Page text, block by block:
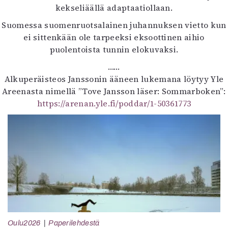
kekseliäällä adaptaatiollaan.
Suomessa suomenruotsalainen juhannuksen vietto kun
ei sittenkään ole tarpeeksi eksoottinen aihio
puolentoista tunnin elokuvaksi.
……
Alkuperäisteos Janssonin ääneen lukemana löytyy Yle
Areenasta nimellä ”Tove Jansson läser: Sommarboken”:
https://arenan.yle.fi/poddar/1-50361773
Oulu2026 Paperilehdestä